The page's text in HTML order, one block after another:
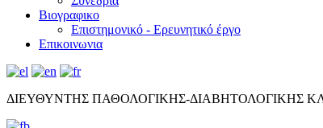
Βιογραφικο
Επιστημονικό - Ερευνητικό έργο
Επικοινωνια
ΔΙΕΥΘΥΝΤΗΣ ΠΑΘΟΛΟΓΙΚΗΣ-ΔΙΑΒΗΤΟΛΟΓΙΚΗΣ